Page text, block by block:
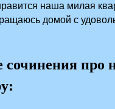
наша милая
домой с
сочинения про